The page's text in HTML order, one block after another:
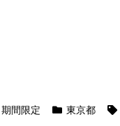
期間限定 東京都